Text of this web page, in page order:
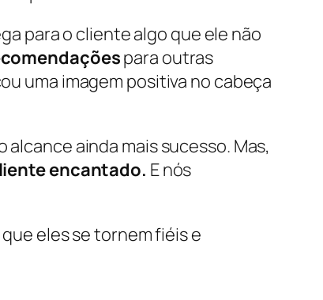
para o cliente algo que ele não
para outras
uma imagem positiva no cabeça
ainda mais sucesso. Mas,
encantado. E nós
eles se tornem fiéis e